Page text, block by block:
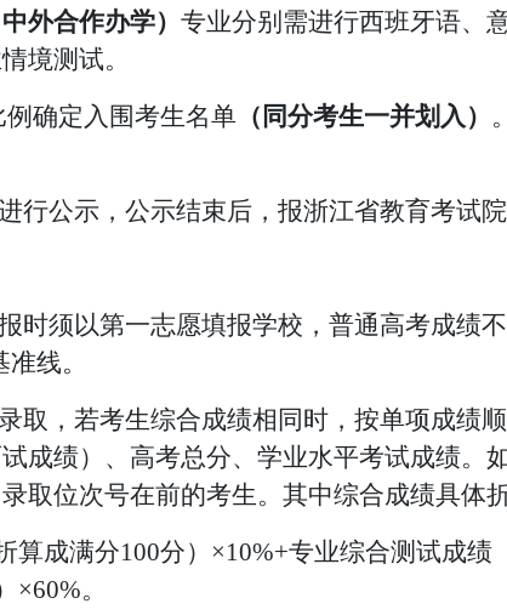
外合作办学） 专业分别需进行西班牙语、
境测试。
例确定入围考生名单 （同分考生一并划入）
行公示，公示结束后，报浙江省教育考试院
时须以第一志愿填报学校，普通高考成绩
线。
取，若考生综合成绩相同时，按单项成绩
成绩）、高考总分、学业水平考试成绩。
取位次号在前的考生。其中综合成绩具体
算成满分100分）×10%+专业综合测试成绩
×60%。